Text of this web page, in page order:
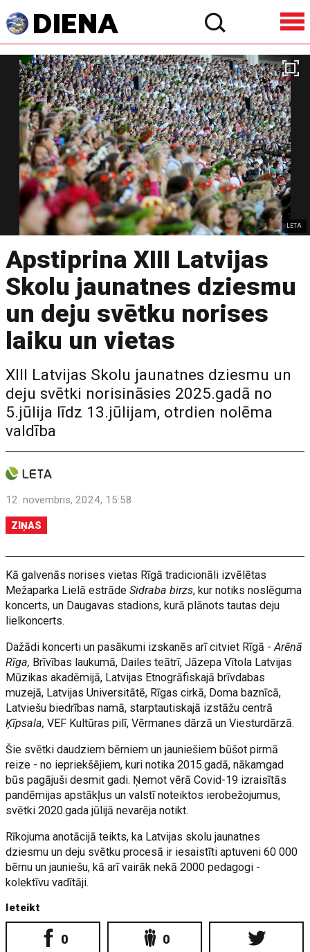
LETA
Apstiprina XIII Latvijas
Skolu jaunatnes dziesmu
un deju svētku norises
laiku un vietas
XIII Latvijas Skolu jaunatnes dziesmu un
deju svētki norisināsies 2025.gadā no
5.jūlija līdz 13.jūlijam, otrdien nolēma
valdība
12. novembris, 2024, 15:58
ZIŅAS
Kā galvenās norises vietas Rīgā tradicionāli izvēlētas
Mežaparka Lielā estrādeSidraba birzs, kur notiks noslēguma
koncerts, un Daugavas stadions, kurā plānots tautas deju
lielkoncerts.
Dažādi koncerti un pasākumi izskanēs arī citviet Rīgā -Arēnā
Rīga, Brīvības laukumā, Dailes teātrī, Jāzepa Vītola Latvijas
Mūzikas akadēmijā, Latvijas Etnogrāfiskajā brīvdabas
muzejā, Latvijas Universitātē, Rīgas cirkā, Doma baznīcā,
Latviešu biedrības namā, starptautiskajā izstāžu centrā
Ķīpsala, VEF Kultūras pilī, Vērmanes dārzā un Viesturdārzā.
Šie svētki daudziem bērniem un jauniešiem būšot pirmā
reize - no iepriekšējiem, kuri notika 2015.gadā, nākamgad
būs pagājuši desmit gadi. Ņemot vērā Covid-19 izraisītās
pandēmijas apstākļus un valstī noteiktos ierobežojumus,
svētki 2020.gada jūlijā nevarēja notikt.
Rīkojuma anotācijā teikts, ka Latvijas skolu jaunatnes
dziesmu un deju svētku procesā ir iesaistīti aptuveni 60 000
bērnu un jauniešu, kā arī vairāk nekā 2000 pedagogi -
kolektīvu vadītāji.
Ieteikt
0 0